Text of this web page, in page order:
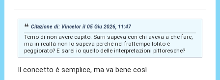
Citazione di: Vincelor il 05 Giu 2026, 11:47
Temo di non avere capito. Sarri sapeva con chi aveva a che fare,
ma in realtà non lo sapeva perché nel frattempo lotito è
peggiorato? E sarei io quello delle interpretazioni pittoresche?
Il concetto è semplice, ma va bene così